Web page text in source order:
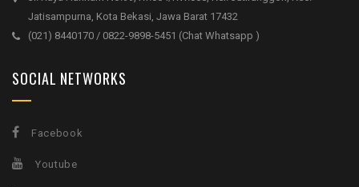
Jatisampurna, Kota Bekasi, Jawa Barat 17432
(021) 8440170 / 0822-9898-5451 (Chat Whatsapp )
SOCIAL NETWORKS
Facebook
Youtube